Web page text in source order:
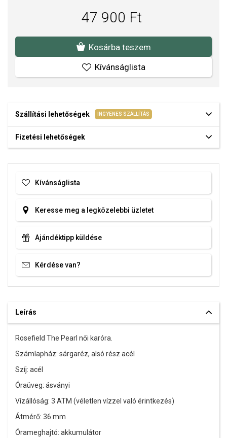
47 900 Ft
Kosárba teszem
Kívánságlista
Szállítási lehetőségek INGYENES SZÁLLÍTÁS
Fizetési lehetőségek
Kívánságlista
Keresse meg a legközelebbi üzletet
Ajándéktipp küldése
Kérdése van?
Leírás
Rosefield The Pearl női karóra.
Számlapház: sárgaréz, alsó rész acél
Szíj: acél
Óraüveg: ásványi
Vízállóság: 3 ATM (véletlen vízzel való érintkezés)
Átmérő: 36 mm
Órameghajtó: akkumulátor